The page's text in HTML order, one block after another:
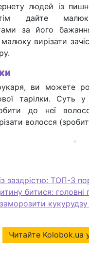
людей із
дайте
за його
вирізати
ви можете
тарілки. Суть
до неї
волосся
заздрістю: ТОП-3
битися: головні
кукурудзу
Читайте Kolobok.ua